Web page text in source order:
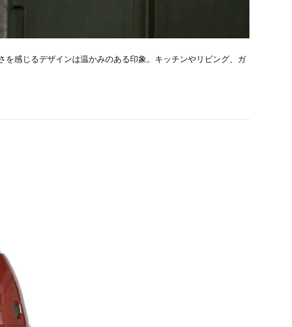
感じるデザインは温かみのある印象。キッチンやリビング、ガ